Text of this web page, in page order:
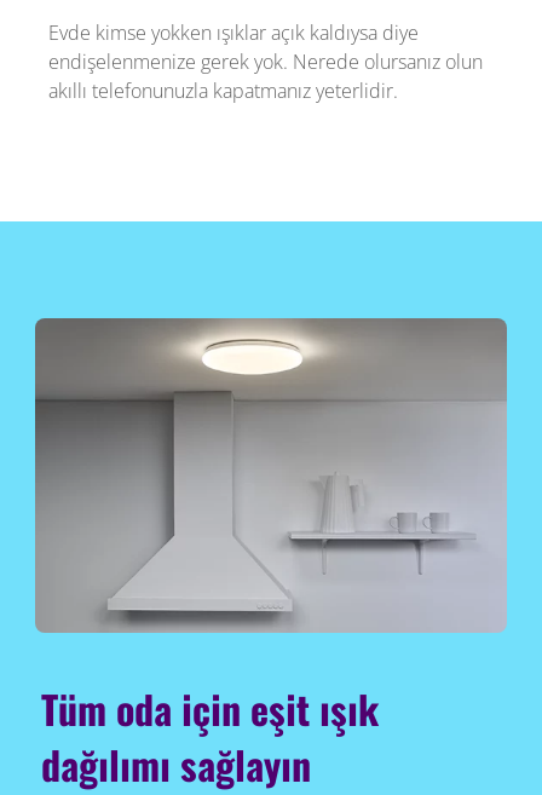
Evde kimse yokken ışıklar açık kaldıysa diye
endişelenmenize gerek yok. Nerede olursanız olun
akıllı telefonunuzla kapatmanız yeterlidir.
Tüm oda için eşit ışık
dağılımı sağlayın